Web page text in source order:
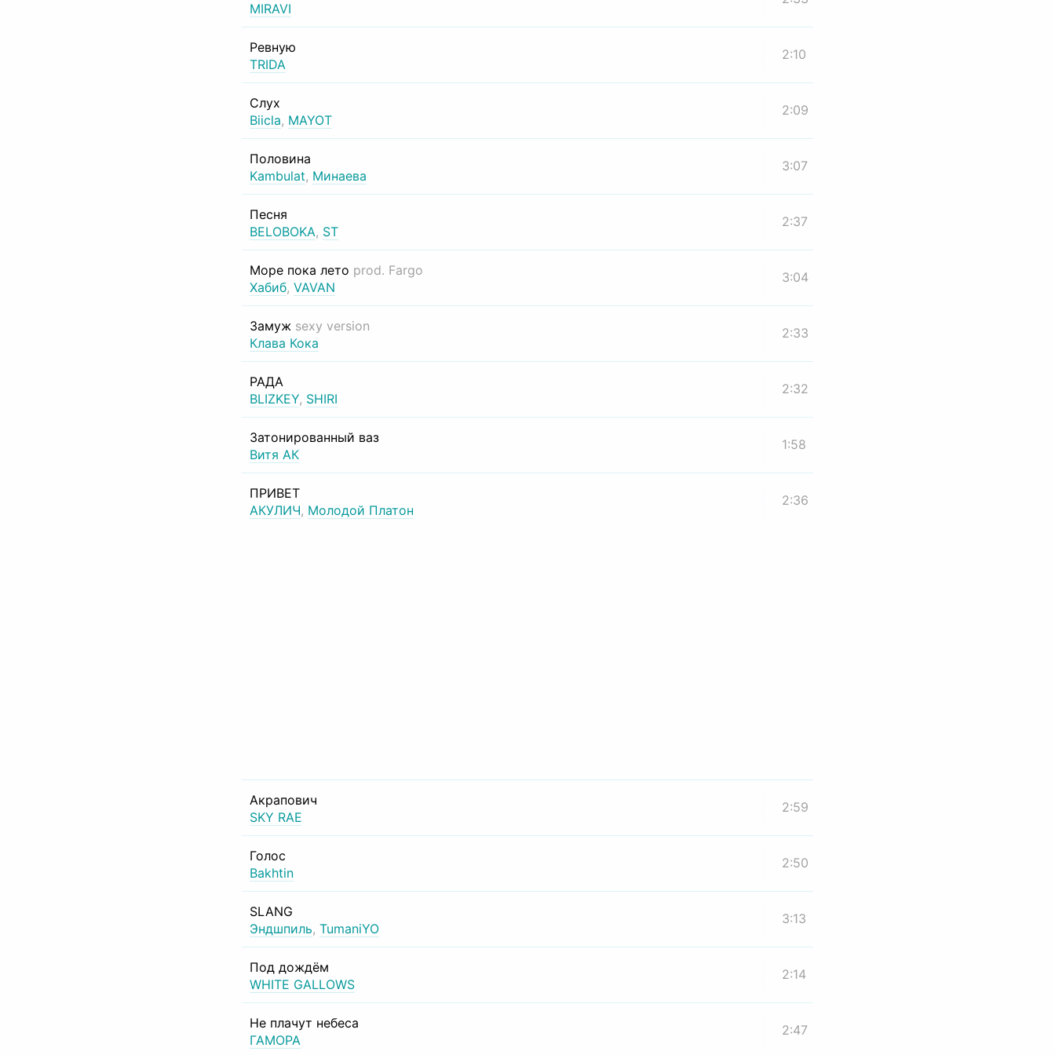
MIRAVI
Ревную
TRIDA
2:10
Слух
Biicla, MAYOT
2:09
Половина
Kambulat, Минаева
3:07
Песня
BELOBOKA, ST
2:37
Море пока лето prod. Fargo
Хабиб, VAVAN
3:04
Замуж sexy version
Клава Кока
2:33
РАДА
BLIZKEY, SHIRI
2:32
Затонированный ваз
Витя АК
1:58
ПРИВЕТ
АКУЛИЧ, Молодой Платон
2:36
Акрапович
SKY RAE
2:59
Голос
Bakhtin
2:50
SLANG
Эндшпиль, TumaniYO
3:13
Под дождём
WHITE GALLOWS
2:14
Не плачут небеса
ГАМОРА
2:47